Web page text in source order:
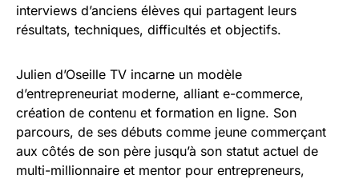
interviews d’anciens élèves qui partagent leurs
résultats, techniques, difficultés et objectifs.
Julien d’Oseille TV incarne un modèle
d’entrepreneuriat moderne, alliant e-commerce,
création de contenu et formation en ligne. Son
parcours, de ses débuts comme jeune commerçant
aux côtés de son père jusqu’à son statut actuel de
multi-millionnaire et mentor pour entrepreneurs,